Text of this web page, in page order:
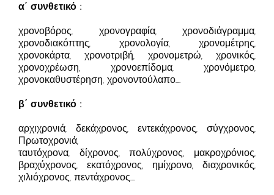
α΄ συνθετικό :
χρονοβόρος, χρονογραφία, χρονοδιάγραμμα,
χρονοδιακόπτης, χρονολογία, χρονομέτρης,
χρονοκάρτα, χρονοτριβή, χρονομετρώ, χρονικός,
χρονοχρέωση, χρονοεπίδομα, χρονόμετρο,
χρονοκαθυστέρηση, χρονοντούλαπο….
β΄ συνθετικό :
αρχιχρονιά, δεκάχρονος, εντεκάχρονος, σύγχρονος,
Πρωτοχρονιά,
ταυτόχρονα, δίχρονος, πολύχρονος, μακροχρόνιος,
βραχύχρονος, εκατόχρονος, ημίχρονο, διαχρονικός,
χιλιόχρονος, πεντάχρονος….